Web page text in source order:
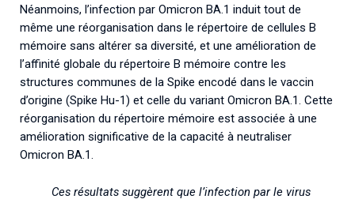
Néanmoins, l’infection par Omicron BA.1 induit tout de
même une réorganisation dans le répertoire de cellules B
mémoire sans altérer sa diversité, et une amélioration de
l’affinité globale du répertoire B mémoire contre les
structures communes de la Spike encodé dans le vaccin
d’origine (Spike Hu-1) et celle du variant Omicron BA.1. Cette
réorganisation du répertoire mémoire est associée à une
amélioration significative de la capacité à neutraliser
Omicron BA.1.
Ces résultats suggèrent que l’infection par le virus